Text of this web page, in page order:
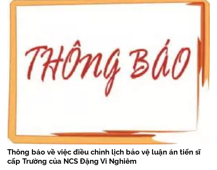
Thông báo về việc điều chỉnh lịch bảo vệ luận án tiến sĩ
cấp Trường của NCS Đặng Vi Nghiêm